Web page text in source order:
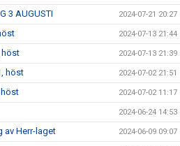
3 AUGUSTI 2024-07-21 20:27
2024-07-13 21:44
höst 2024-07-13 21:39
höst 2024-07-02 21:51
höst 2024-07-02 11:17
2024-06-24 14:53
av Herr-laget 2024-06-09 09:07